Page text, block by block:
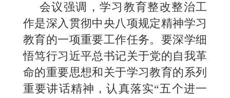
会议强调，学习教育整改整治工
作是深入贯彻中央八项规定精神学习
教育的一项重要工作任务。要深学细
悟笃行习近平总书记关于党的自我革
命的重要思想和关于学习教育的系列
重要讲话精神，认真落实“五个进一